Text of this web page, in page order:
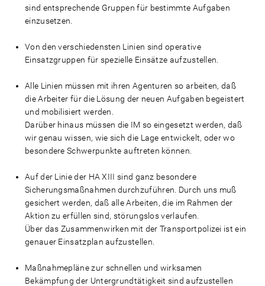
sind entsprechende Gruppen für bestimmte Aufgaben
einzusetzen.
Von den verschiedensten Linien sind operative
Einsatzgruppen für spezielle Einsätze aufzustellen.
Alle Linien müssen mit ihren Agenturen so arbeiten, daß
die Arbeiter für die Lösung der neuen Aufgaben begeistert
und mobilisiert werden.
Darüber hinaus müssen die IM so eingesetzt werden, daß
wir genau wissen, wie sich die Lage entwickelt, oder wo
besondere Schwerpunkte auftreten können.
Auf der Linie der HA XIII sind ganz besondere
Sicherungsmaßnahmen durchzuführen. Durch uns muß
gesichert werden, daß alle Arbeiten, die im Rahmen der
Aktion zu erfüllen sind, störungslos verlaufen.
Über das Zusammenwirken mit der Transportpolizei ist ein
genauer Einsatzplan aufzustellen.
Maßnahmepläne zur schnellen und wirksamen
Bekämpfung der Untergrundtätigkeit sind aufzustellen